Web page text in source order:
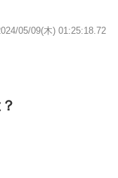
05/09(木) 01:25:18.72